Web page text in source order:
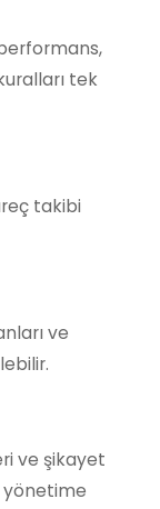
tek
takibi
ve
ve şikayet
yönetime